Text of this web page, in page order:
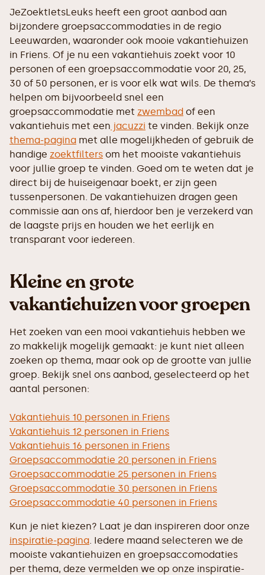
JeZoektIetsLeuks heeft een groot aanbod aan
bijzondere groepsaccommodaties in de regio
Leeuwarden, waaronder ook mooie vakantiehuizen
in Friens. Of je nu een vakantiehuis zoekt voor 10
personen of een groepsaccommodatie voor 20, 25,
30 of 50 personen, er is voor elk wat wils. De thema’s
helpen om bijvoorbeeld snel een
groepsaccommodatie met zwembad of een
vakantiehuis met een jacuzzi te vinden. Bekijk onze
thema-pagina met alle mogelijkheden of gebruik de
handige zoektfilters om het mooiste vakantiehuis
voor jullie groep te vinden. Goed om te weten dat je
direct bij de huiseigenaar boekt, er zijn geen
tussenpersonen. De vakantiehuizen dragen geen
commissie aan ons af, hierdoor ben je verzekerd van
de laagste prijs en houden we het eerlijk en
transparant voor iedereen.
Kleine en grote
vakantiehuizen voor groepen
Het zoeken van een mooi vakantiehuis hebben we
zo makkelijk mogelijk gemaakt: je kunt niet alleen
zoeken op thema, maar ook op de grootte van jullie
groep. Bekijk snel ons aanbod, geselecteerd op het
aantal personen:
Vakantiehuis 10 personen in Friens
Vakantiehuis 12 personen in Friens
Vakantiehuis 16 personen in Friens
Groepsaccommodatie 20 personen in Friens
Groepsaccommodatie 25 personen in Friens
Groepsaccommodatie 30 personen in Friens
Groepsaccommodatie 40 personen in Friens
Kun je niet kiezen? Laat je dan inspireren door onze
inspiratie-pagina. Iedere maand selecteren we de
mooiste vakantiehuizen en groepsaccomodaties
per thema, deze vermelden we op onze inspiratie-